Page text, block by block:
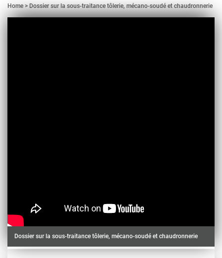
Home Dossier sur la sous-traitance tôlerie, mécano-soudé et chaudronnerie
Dossier sur la sous-traitance tôlerie, mécano-soudé et chaudronnerie